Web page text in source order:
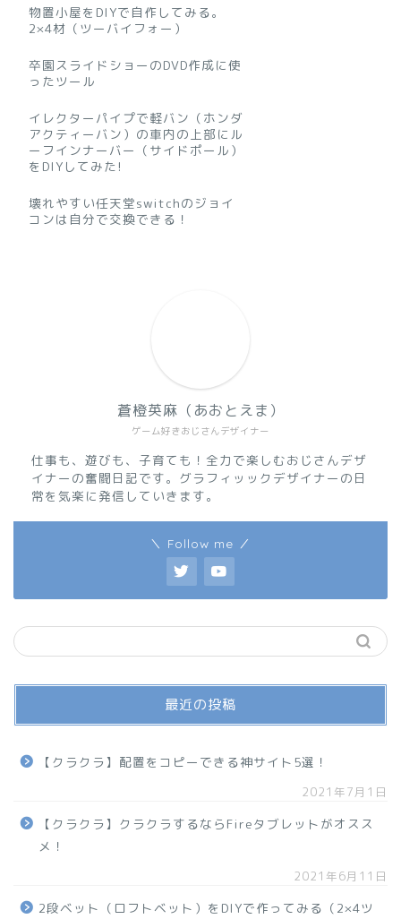
物置小屋をDIYで自作してみる。
2×4材（ツーバイフォー）
卒園スライドショーのDVD作成に使
ったツール
イレクターパイプで軽バン（ホンダ
アクティーバン）の車内の上部にル
ーフインナーバー（サイドポール）
をDIYしてみた!
壊れやすい任天堂switchのジョイ
コンは自分で交換できる！
ゲーム好きおじさんデザイナー
蒼橙英麻（あおとえま）
仕事も、遊びも、子育ても！全力で楽しむおじさんデザ
イナーの奮闘日記です。グラフィッックデザイナーの日
常を気楽に発信していきます。
＼ Follow me ／
最近の投稿
【クラクラ】配置をコピーできる神サイト5選！
2021年7月1日
【クラクラ】クラクラするならFireタブレットがオスス
メ！
2021年6月11日
2段ベット（ロフトベット）をDIYで作ってみる（2×4ツ